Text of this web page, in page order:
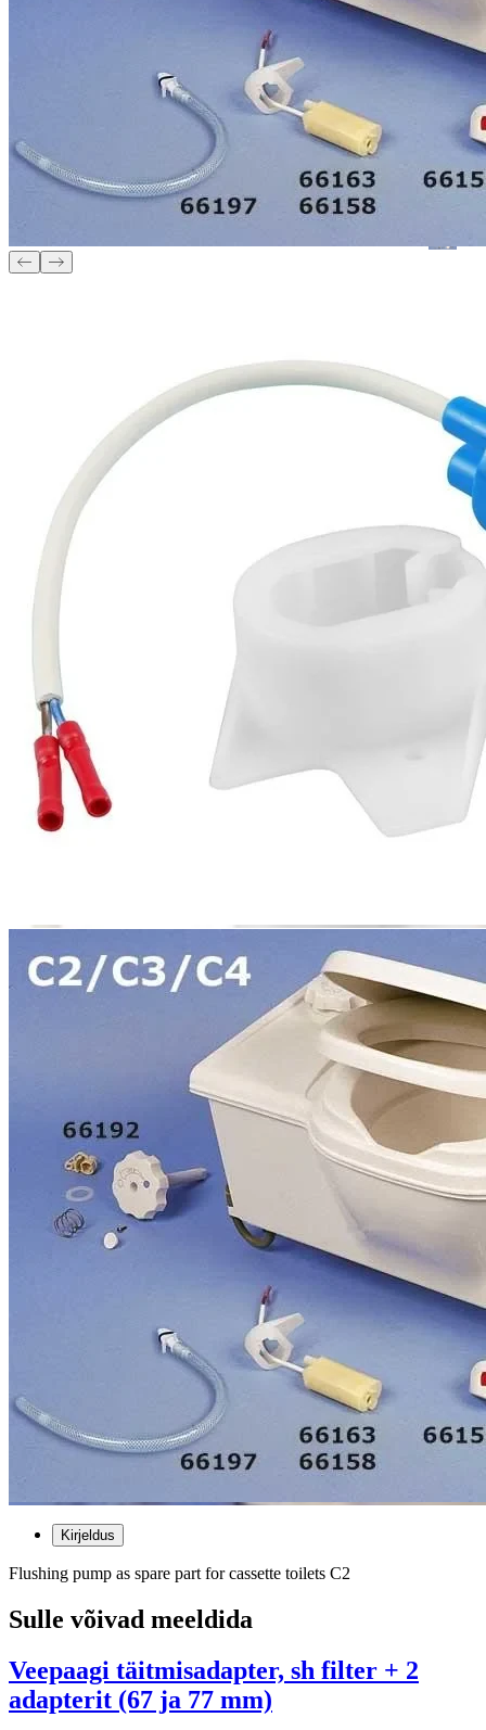
Kirjeldus
Flushing pump as spare part for cassette toilets C2
Sulle võivad meeldida
Veepaagi täitmisadapter, sh filter + 2
adapterit (67 ja 77 mm)